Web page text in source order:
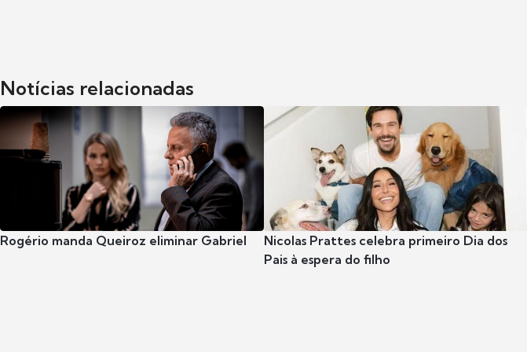
Notícias relacionadas
Rogério manda Queiroz eliminar Gabriel
Nicolas Prattes celebra primeiro Dia dos
Pais à espera do filho